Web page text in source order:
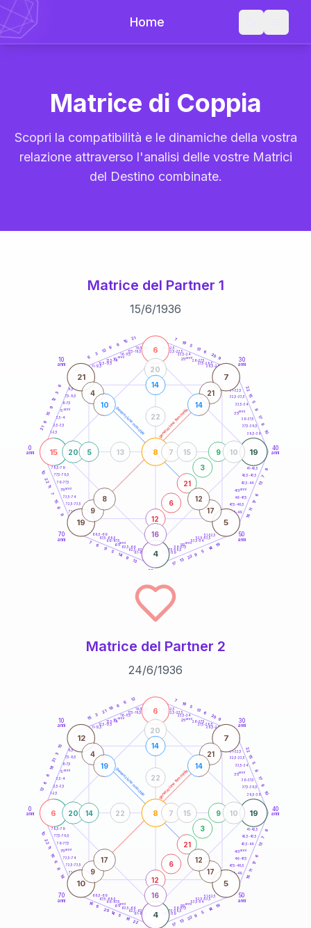
Home
Matrice di Coppia
Scopri la compatibilità e le dinamiche della vostra
relazione attraverso l'analisi delle vostre Matrici
del Destino combinate.
Matrice del Partner 1
15/6/1936
generazione maschile generazione femminile
0
anni
10
anni
30
anni
40
anni
50
anni
60
70
anni
1-2,5
2,5-3,5
3,5-4
6-7,5
7,5-8,5
8,5-9
11-12,5
12,5-13,5
13,5-14
16-17,5
17,5-18,5
18,5-19
21-22,5
22,5-23,5
23,5-24
26-27,5
27,5-28,5
28,5-29
31-32,5
32,5-33,5
33,5-34
36-37,5
37,5-38,5
38,5-39
41-42,5
42,5-43,5
43,5-44
46-47,5
47,5-48,5
48,5-49
51-52,5
52,5-53,5
53,5-54
56-57,5
57,5-58,5
58,5-59
61-62,5
62,5-63,5
63,5-64
66-67,5
67,5-68,5
68,5-69
71-72,5
72,5-73,5
73,5-74
76-77,5
77,5-78,5
78,5-79
21
6
15
9
12
3
6
6
3
12
9
6
15
21 7
19 5
13
6
20
9
22
15
5
8
17
9
10
8
7
13
6
17
11
16
19
14
5
9
22
13
17
13
9
14
5
11
6
7
9
8
15
7
11
22
10
15
6
19
4
8
21 7
19 5
12
6
21
3
9
20
20
10
16
5
14
7 15
13
22
4
10
21
14
9
8
17
12
5anni
15 anni 25anni
35anni
45anni
55anni
65anni
75anni
Matrice del Partner 2
24/6/1936
generazione maschile generazione femminile
0
anni
10
anni
30
anni
40
anni
50
anni
70
anni
1-2,5
2,5-3,5
3,5-4
6-7,5
7,5-8,5
8,5-9
11-12,5
12,5-13,5
13,5-14
16-17,5
17,5-18,5
18,5-19 21-22,5
22,5-23,5
23,5-24
26-27,5
27,5-28,5
28,5-29
31-32,5
32,5-33,5
33,5-34
36-37,5
37,5-38,5
38,5-39
41-42,5
42,5-43,5
43,5-44
46-47,5
47,5-48,5
48,5-49
51-52,5
52,5-53,5
53,5-54
56-57,5
57,5-58,5
58,5-59
61-62,5
62,5-63,5
63,5-64
66-67,5
67,5-68,5
68,5-69
71-72,5
72,5-73,5
73,5-74
76-77,5
77,5-78,5
78,5-79
12
6
6
18
21
3
15
15
3
21
18
6
6
12 7
19 5
13
6
20
9
22
15
5
8
17
9
10
8
7
13
6
17
11
16
19
14
5
9
22
13
17
22
18
5
14
20
6
16
18
8
6
16
11
22
10
6
6
19
4
8
12 7
10 5
12
6
21
3
9
20
20
10
16
14
14
7 15
22
22
4
19
21
14
9
17
17
12
5anni
15 anni 25anni
35anni
45anni
55anni
65anni
75anni